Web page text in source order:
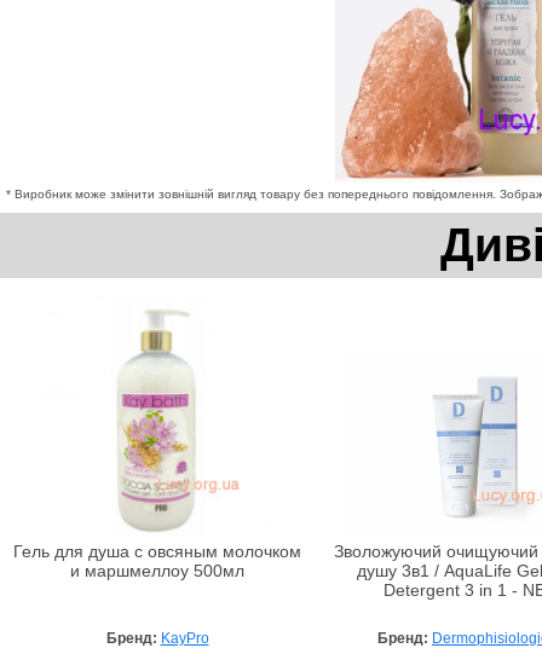
* Виробник може змінити зовнішній вигляд товару без попереднього повідомлення.
Гель для душа с овсяным молочком
и маршмеллоу 500мл
Бренд: KayPro
Зволожуючий очищуючий
душу 3в1 / AquaLife
Detergent 3 in 1 -
Бренд: